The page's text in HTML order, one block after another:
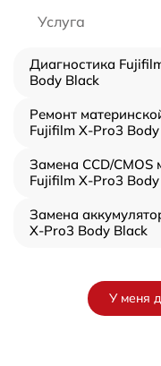
Услуга
Диагностика
Body Black
Ремонт
Fujifilm X-Pro3
Замена CCD/CMOS
Fujifilm X-Pro3
Замена
X-Pro3 Body Black
У меня